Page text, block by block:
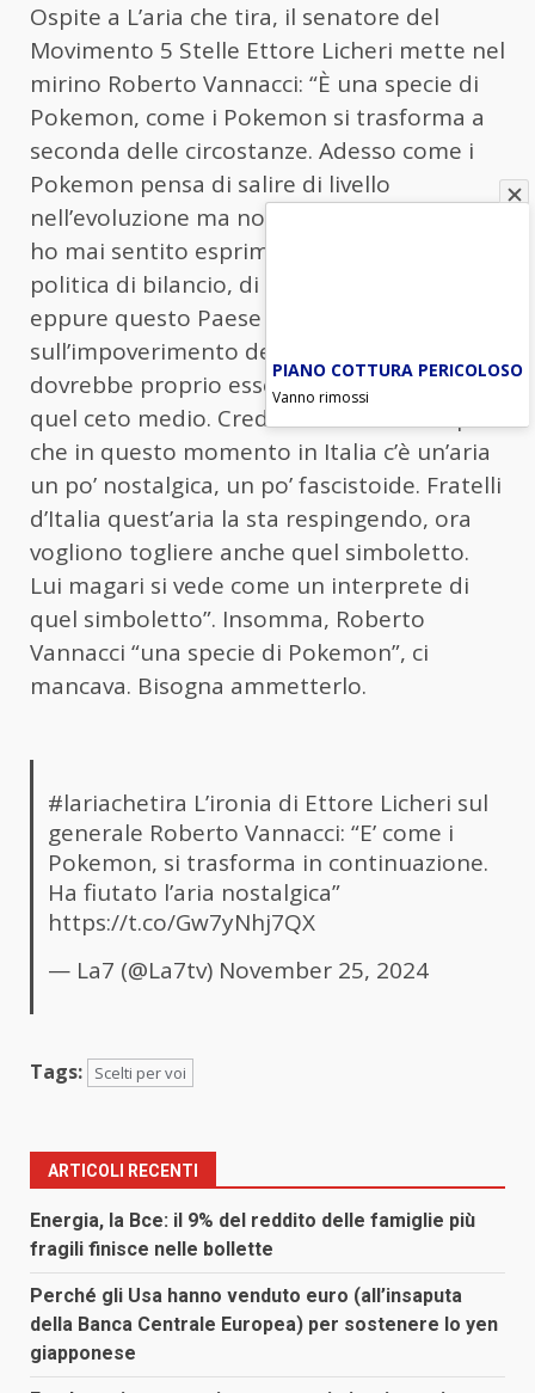
Ospite a L’aria che tira, il senatore del
Movimento 5 Stelle Ettore Licheri mette nel
mirino Roberto Vannacci: “È una specie di
Pokemon, come i Pokemon si trasforma a
seconda delle circostanze. Adesso come i
Pokemon pensa di salire di livello
nell’evoluzione ma non ce la fa. Io non gli
ho mai sentito esprimere un pensiero di
politica di bilancio, di politica economica
eppure questo Paese si sta dibattendo
sull’impoverimento del ceto medio. Lui
dovrebbe proprio essere un interprete di
quel ceto medio. Credo che lui abbia capito
che in questo momento in Italia c’è un’aria
un po’ nostalgica, un po’ fascistoide. Fratelli
d’Italia quest’aria la sta respingendo, ora
vogliono togliere anche quel simboletto.
Lui magari si vede come un interprete di
quel simboletto”. Insomma, Roberto
Vannacci “una specie di Pokemon”, ci
mancava. Bisogna ammetterlo.
#lariachetira L’ironia di Ettore Licheri sul
generale Roberto Vannacci: “E’ come i
Pokemon, si trasforma in continuazione.
Ha fiutato l’aria nostalgica”
https://t.co/Gw7yNhj7QX
— La7 (@La7tv) November 25, 2024
Tags: Scelti per voi
ARTICOLI RECENTI
Energia, la Bce: il 9% del reddito delle famiglie più
fragili finisce nelle bollette
Perché gli Usa hanno venduto euro (all’insaputa
della Banca Centrale Europea) per sostenere lo yen
giapponese
PIANO COTTURA PERICOLOSO
Vanno rimossi